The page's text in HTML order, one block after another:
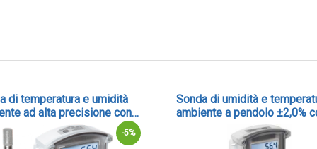
di temperatura e umidità
ad alta precisione con
esterno - cod. RPFTF-25
-5%
Sonda di umidità e
ambiente a pendolo ±2,0%
uscita Modbus - cod.
MODBUS-T3